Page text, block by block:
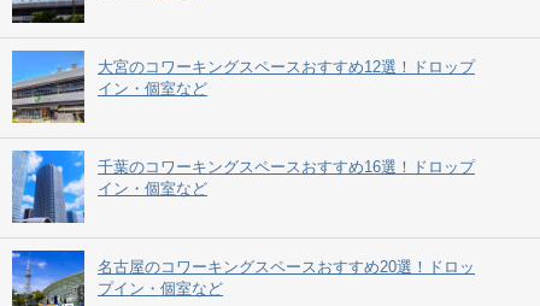
大宮のコワーキングスペースおすすめ12選！ドロップ
イン・個室など
千葉のコワーキングスペースおすすめ16選！ドロップ
イン・個室など
名古屋のコワーキングスペースおすすめ20選！ドロッ
プイン・個室など